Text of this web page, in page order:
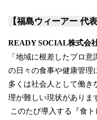
【福島ウィーアー 代
READY SOCIAL株式
「地域に根差したプロ
の日々の食事や健康管理
多くは社会人として働き
理が難しい現状がありま
このたび導入する『食